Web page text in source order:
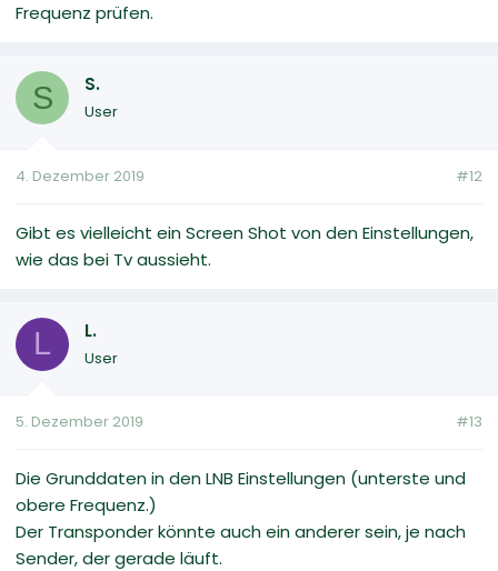
Frequenz prüfen.
S S.
User
4. Dezember 2019 #12
Gibt es vielleicht ein Screen Shot von den Einstellungen,
wie das bei Tv aussieht.
L L.
User
5. Dezember 2019 #13
Die Grunddaten in den LNB Einstellungen (unterste und
obere Frequenz.)
Der Transponder könnte auch ein anderer sein, je nach
Sender, der gerade läuft.